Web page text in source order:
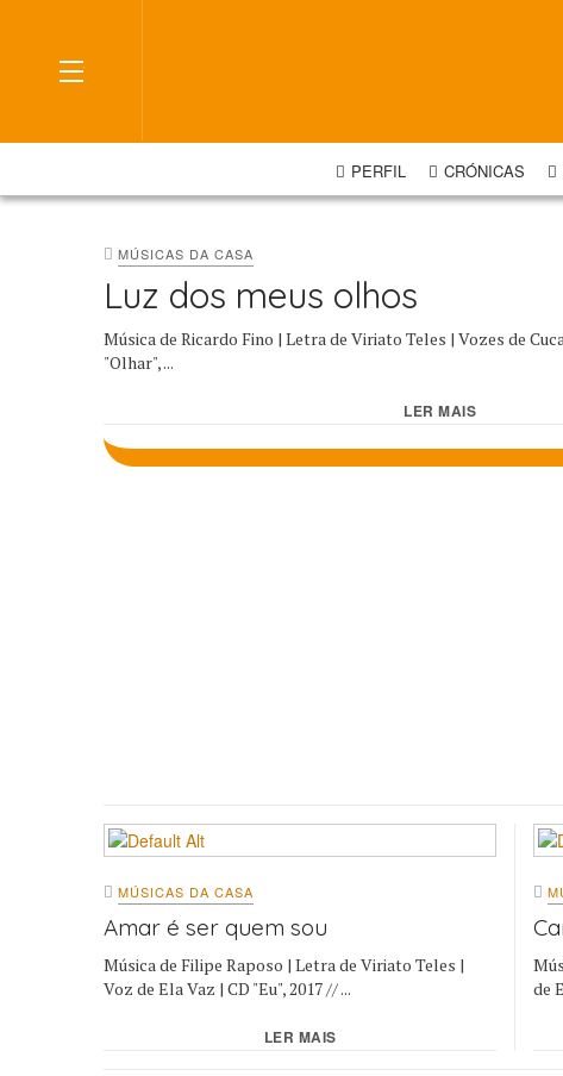
OFF CANVAS
PERFIL CRÓNICAS
MÚSICAS DA CASA
Luz dos meus olhos
Música de Ricardo Fino | Letra de Viriato Teles | Vozes de
"Olhar", ...
LER MAIS
MÚSICAS DA CASA
Amar é ser quem sou
Música de Filipe Raposo | Letra de Viriato Teles |
Voz de Ela Vaz | CD "Eu", 2017 // ...
LER MAIS
de